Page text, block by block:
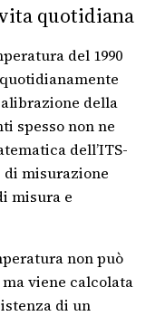
quotidiana
del 1990
della
spesso non ne
dell’ITS-
di misurazione
misura e
non può
viene calcolata
di un